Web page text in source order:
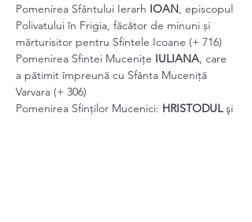
Pomenirea Sfântului Ierarh IOAN, episcopul
Polivatului în Frigia, făcător de minuni și
mărturisitor pentru Sfintele Icoane (+ 716)
Pomenirea Sfintei Mucenițe IULIANA, care
a pătimit împreună cu Sfânta Muceniță
Varvara (+ 306)
Pomenirea Sfinților Mucenici: HRISTODUL şi